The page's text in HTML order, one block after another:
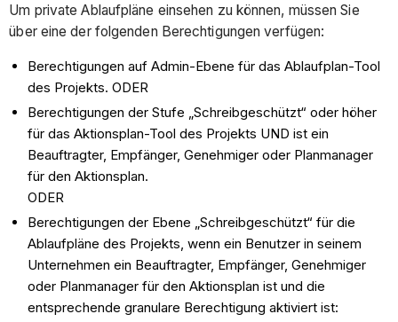
Um private Ablaufpläne einsehen zu können, müssen Sie
über eine der folgenden Berechtigungen verfügen:
Berechtigungen auf Admin-Ebene für das Ablaufplan-Tool
des Projekts. ODER
Berechtigungen der Stufe „Schreibgeschützt“ oder höher
für das Aktionsplan-Tool des Projekts UND ist ein
Beauftragter, Empfänger, Genehmiger oder Planmanager
für den Aktionsplan.
ODER
Berechtigungen der Ebene „Schreibgeschützt“ für die
Ablaufpläne des Projekts, wenn ein Benutzer in seinem
Unternehmen ein Beauftragter, Empfänger, Genehmiger
oder Planmanager für den Aktionsplan ist und die
entsprechende granulare Berechtigung aktiviert ist: